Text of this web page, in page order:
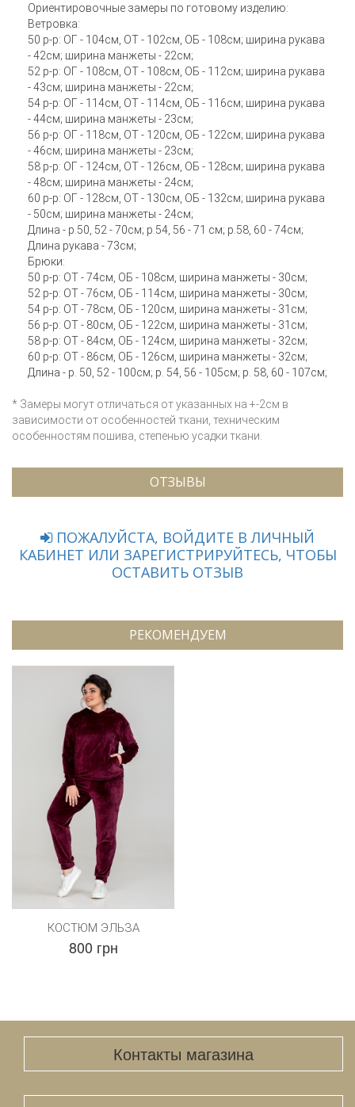
Ориентировочные замеры по готовому изделию:
Ветровка:
50 р-р: ОГ - 104см, ОТ - 102см, ОБ - 108см; ширина рукава
- 42см; ширина манжеты - 22см;
52 р-р: ОГ - 108см, ОТ - 108см, ОБ - 112см; ширина рукава
- 43см; ширина манжеты - 22см;
54 р-р: ОГ - 114см, ОТ - 114см, ОБ - 116см; ширина рукава
- 44см; ширина манжеты - 23см;
56 р-р: ОГ - 118см, ОТ - 120см, ОБ - 122см; ширина рукава
- 46см; ширина манжеты - 23см;
58 р-р: ОГ - 124см, ОТ - 126см, ОБ - 128см; ширина рукава
- 48см; ширина манжеты - 24см;
60 р-р: ОГ - 128см, ОТ - 130см, ОБ - 132см; ширина рукава
- 50см; ширина манжеты - 24см;
Длина - р.50, 52 - 70см; р.54, 56 - 71 см; р.58, 60 - 74см;
Длина рукава - 73см;
Брюки:
50 р-р: ОТ - 74см, ОБ - 108см, ширина манжеты - 30см;
52 р-р: ОТ - 76см, ОБ - 114см, ширина манжеты - 30см;
54 р-р: ОТ - 78см, ОБ - 120см, ширина манжеты - 31см;
56 р-р: ОТ - 80см, ОБ - 122см, ширина манжеты - 31см;
58 р-р: ОТ - 84см, ОБ - 124см, ширина манжеты - 32см;
60 р-р: ОТ - 86см, ОБ - 126см, ширина манжеты - 32см;
Длина - р. 50, 52 - 100см; р. 54, 56 - 105см; р. 58, 60 - 107см;
* Замеры могут отличаться от указанных на +-2см в
зависимости от особенностей ткани, техническим
особенностям пошива, степенью усадки ткани.
ОТЗЫВЫ
ПОЖАЛУЙСТА, ВОЙДИТЕ В ЛИЧНЫЙ
КАБИНЕТ ИЛИ ЗАРЕГИСТРИРУЙТЕСЬ, ЧТОБЫ
ОСТАВИТЬ ОТЗЫВ
РЕКОМЕНДУЕМ
КОСТЮМ ЭЛЬЗА
800 грн
Контакты магазина